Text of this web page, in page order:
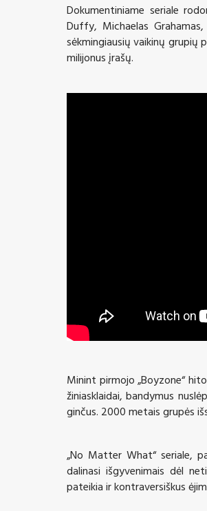
Dokumentiniame seriale
Duffy, Michaelas
sėkmingiausių vaikinų grupių
milijonus įrašų.
Minint pirmojo„Boyzone“
žiniasklaidai, bandymus
ginčus. 2000 metais grupės
„No Matter What“ seriale,
dalinasi išgyvenimais dėl
pateikia ir kontraversiškus